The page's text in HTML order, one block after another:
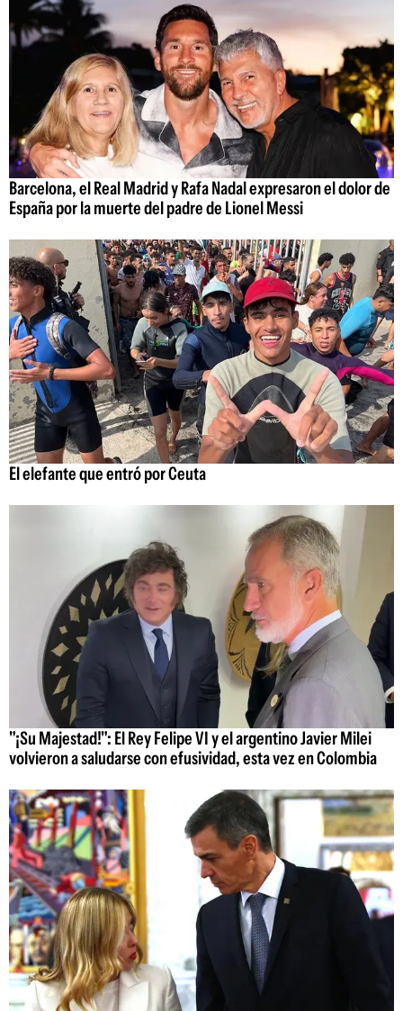
Barcelona, el Real Madrid y Rafa Nadal expresaron el dolor de
España por la muerte del padre de Lionel Messi
El elefante que entró por Ceuta
"¡Su Majestad!": El Rey Felipe VI y el argentino Javier Milei
volvieron a saludarse con efusividad, esta vez en Colombia